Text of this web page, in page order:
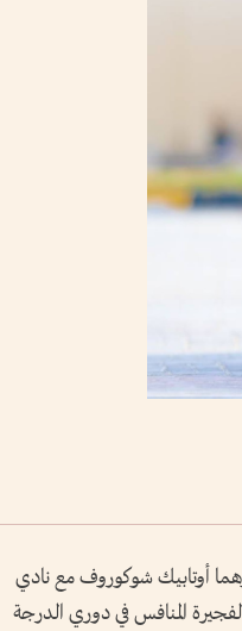
أوتابيك شوكوروف مع نادي
المنافس في دوري الدرجة